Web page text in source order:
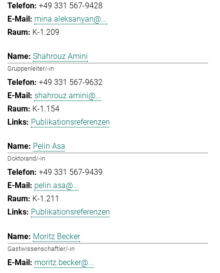
+49 331 567-9428
mina.aleksanyan@...
K-1.209
Shahrouz Amini
Gruppenleiter/-in
+49 331 567-9632
shahrouz.amini@...
K-1.154
Publikationsreferenzen
Pelin Asa
Doktorand/-in
+49 331 567-9439
pelin.asa@...
K-1.211
Publikationsreferenzen
Moritz Becker
Gastwissenschaftler/-in
moritz.becker@...